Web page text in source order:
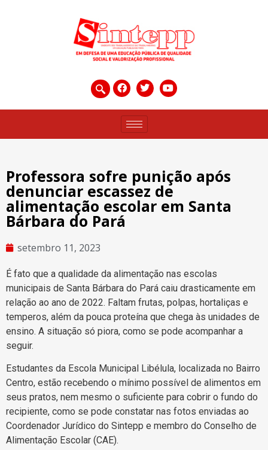
Professora sofre punição após
denunciar escassez de
alimentação escolar em Santa
Bárbara do Pará
setembro 11, 2023
É fato que a qualidade da alimentação nas escolas
municipais de Santa Bárbara do Pará caiu drasticamente em
relação ao ano de 2022. Faltam frutas, polpas, hortaliças e
temperos, além da pouca proteína que chega às unidades de
ensino. A situação só piora, como se pode acompanhar a
seguir.
Estudantes da Escola Municipal Libélula, localizada no Bairro
Centro, estão recebendo o mínimo possível de alimentos em
seus pratos, nem mesmo o suficiente para cobrir o fundo do
recipiente, como se pode constatar nas fotos enviadas ao
Coordenador Jurídico do Sintepp e membro do Conselho de
Alimentação Escolar (CAE).